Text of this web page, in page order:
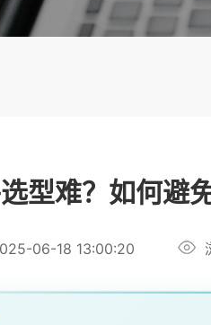
型难？如何避
06-18 13:00:20